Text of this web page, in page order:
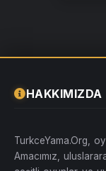
HAKKIMIZDA
TurkceYama.Org,
Amacımız,